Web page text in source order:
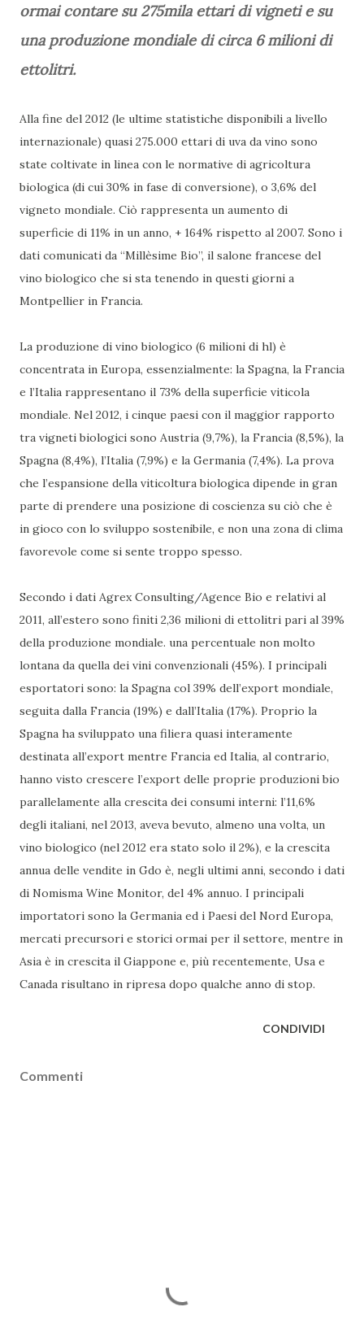
ormai contare su 275mila ettari di vigneti e su
una produzione mondiale di circa 6 milioni di
ettolitri.
Alla fine del 2012 (le ultime statistiche disponibili a livello
internazionale) quasi 275.000 ettari di uva da vino sono
state coltivate in linea con le normative di agricoltura
biologica (di cui 30% in fase di conversione), o 3,6% del
vigneto mondiale. Ciò rappresenta un aumento di
superficie di 11% in un anno, + 164% rispetto al 2007. Sono i
dati comunicati da “Millèsime Bio”, il salone francese del
vino biologico che si sta tenendo in questi giorni a
Montpellier in Francia.
La produzione di vino biologico (6 milioni di hl) è
concentrata in Europa, essenzialmente: la Spagna, la Francia
e l’Italia rappresentano il 73% della superficie viticola
mondiale. Nel 2012, i cinque paesi con il maggior rapporto
tra vigneti biologici sono Austria (9,7%), la Francia (8,5%), la
Spagna (8,4%), l’Italia (7,9%) e la Germania (7,4%). La prova
che l’espansione della viticoltura biologica dipende in gran
parte di prendere una posizione di coscienza su ciò che è
in gioco con lo sviluppo sostenibile, e non una zona di clima
favorevole come si sente troppo spesso.
Secondo i dati Agrex Consulting/Agence Bio e relativi al
2011, all’estero sono finiti 2,36 milioni di ettolitri pari al 39%
della produzione mondiale. una percentuale non molto
lontana da quella dei vini convenzionali (45%). I principali
esportatori sono: la Spagna col 39% dell’export mondiale,
seguita dalla Francia (19%) e dall’Italia (17%). Proprio la
Spagna ha sviluppato una filiera quasi interamente
destinata all’export mentre Francia ed Italia, al contrario,
hanno visto crescere l’export delle proprie produzioni bio
parallelamente alla crescita dei consumi interni: l’11,6%
degli italiani, nel 2013, aveva bevuto, almeno una volta, un
vino biologico (nel 2012 era stato solo il 2%), e la crescita
annua delle vendite in Gdo è, negli ultimi anni, secondo i dati
di Nomisma Wine Monitor, del 4% annuo. I principali
importatori sono la Germania ed i Paesi del Nord Europa,
mercati precursori e storici ormai per il settore, mentre in
Asia è in crescita il Giappone e, più recentemente, Usa e
Canada risultano in ripresa dopo qualche anno di stop.
CONDIVIDI
Commenti